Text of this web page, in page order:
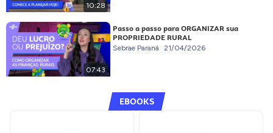
10:28
07:43
Passo a passo para ORGANIZAR sua
PROPRIEDADE RURAL
Sebrae Paraná 21/04/2026
EBOOKS